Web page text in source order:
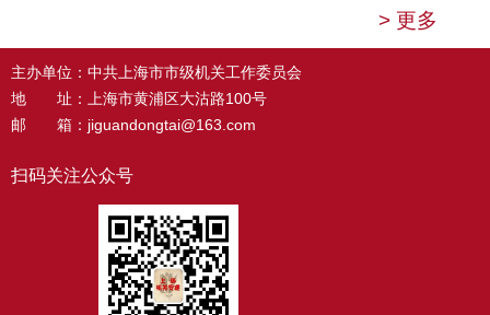
> 更多